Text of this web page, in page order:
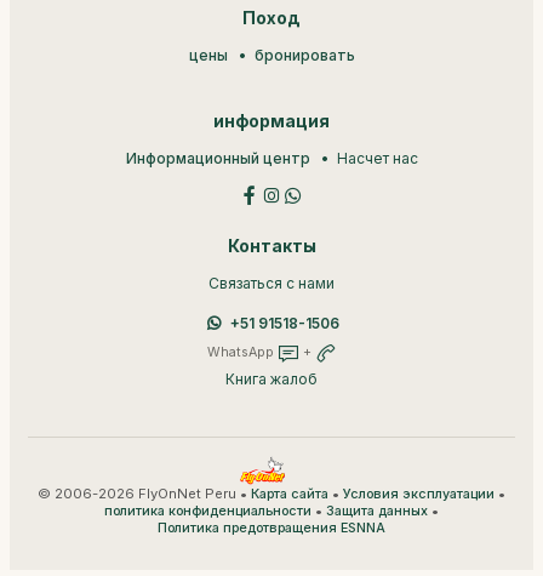
Поход
цены бронировать
информация
Информационный центр Насчет нас
Контакты
Связаться с нами
+51 91518-1506
WhatsApp +
Книга жалоб
© 2006-2026 FlyOnNet Peru • Карта сайта • Условия эксплуатации •
политика конфиденциальности • Защита данных •
Политика предотвращения ESNNA